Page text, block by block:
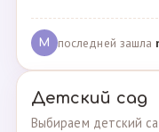
M последней зашла
Детский сад
Выбираем детский